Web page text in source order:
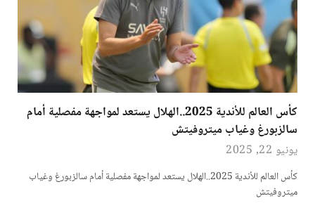
كأس العالم للأندية 2025..الهلال يستعد لمواجهة مفصلية أمام
سالزبورغ وغياب ميتروفيتش
يونيو 22, 2025
كأس العالم للأندية 2025..الهلال يستعد لمواجهة مفصلية أمام سالزبورغ وغياب
ميتروفيتش